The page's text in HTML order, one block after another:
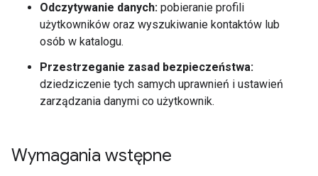
Odczytywanie danych: pobieranie profili
użytkowników oraz wyszukiwanie kontaktów lub
osób w katalogu.
Przestrzeganie zasad bezpieczeństwa:
dziedziczenie tych samych uprawnień i ustawień
zarządzania danymi co użytkownik.
Wymagania wstępne